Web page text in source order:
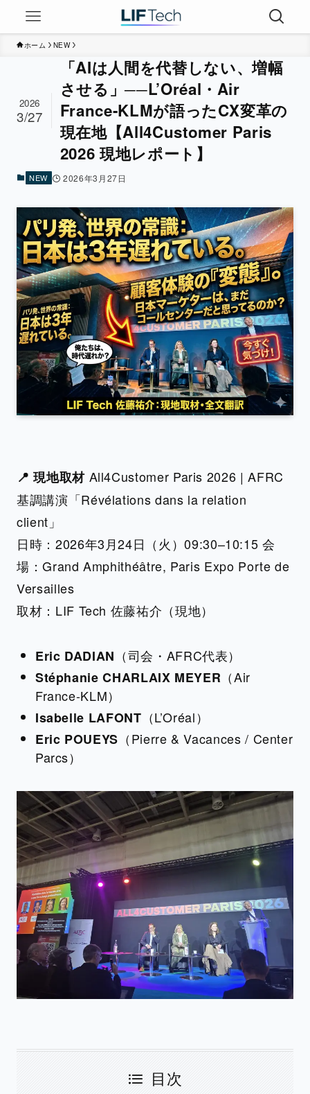
ホーム NEW
「AIは人間を代替しない、増幅
させる」──L’Oréal・Air
France-KLMが語ったCX変革の
現在地【All4Customer Paris
2026 現地レポート】
2026
3/27
NEW 2026年3月27日
📍 現地取材All4Customer Paris 2026 | AFRC
基調講演「Révélations dans la relation
client」
日時：2026年3月24日（火）09:30–10:15 会
場：Grand Amphithéâtre, Paris Expo Porte de
Versailles
取材：LIF Tech 佐藤祐介（現地）
Eric DADIAN （司会・AFRC代表）
Stéphanie CHARLAIX MEYER （Air
France-KLM）
Isabelle LAFONT （L’Oréal）
Eric POUEYS （Pierre & Vacances / Center
Parcs）
目次